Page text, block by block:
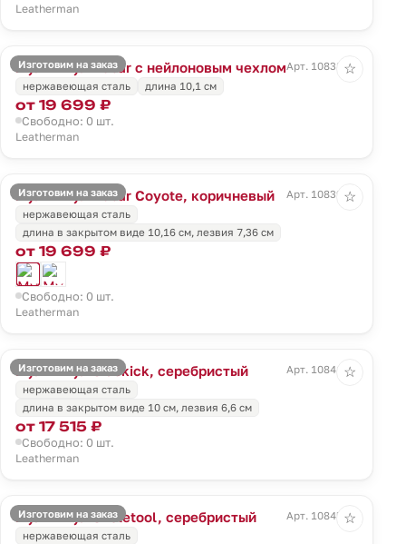
Leatherman
Изготовим на заказ
Мультитул Rebar с нейлоновым чехломАрт. 10838.10
нержавеющая сталь
длина 10,1 см
от 19 699 ₽
Свободно: 0 шт.
Leatherman
☆
Изготовим на заказ
Мультитул Rebar Coyote, коричневый
Арт. 10839.99
нержавеющая сталь
длина в закрытом виде 10,16 см, лезвия 7,36 см
от 19 699 ₽
Свободно: 0 шт.
Leatherman
☆
Изготовим на заказ
Мультитул Sidekick, серебристый
Арт. 10841.10
нержавеющая сталь
длина в закрытом виде 10 см, лезвия 6,6 см
от 17 515 ₽
Свободно: 0 шт.
Leatherman
☆
Изготовим на заказ
Мультитул Skeletool, серебристый
Арт. 10845.10
нержавеющая сталь
☆